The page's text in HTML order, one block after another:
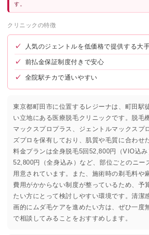
す。
クリニックの特徴
✓ 人気のジェントルを低価格で提供する大
✓ 前払金保証制度付きで安心
✓ 全院駅チカで通いやすい
東京都町田市に位置するレジーナは、町田駅
い立地にある医療脱毛クリニックです。脱毛
マックスプロプラス、ジェントルマックスプ
ズプロを保有しており、肌質や毛質に合わせ
料金プランは全身脱毛5回52,800円（VIO込
52,800円（全身込み）など、部位ごとのニー
用意されています。また、施術時の剃毛料や
費用がかからない制度が整っているため、予
たい方にとって検討しやすい環境です。清潔
画的にムダ毛ケアを進めたい方は、ぜひ一度
で相談してみることをおすすめします。